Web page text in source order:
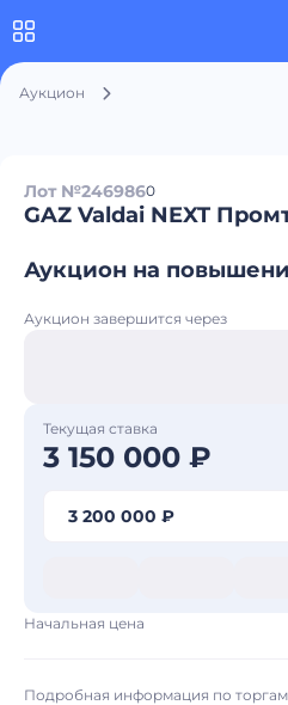
Аукцион
Лот №2469860
GAZ Valdai NEXT
Аукцион на
Аукцион завершится через
Текущая ставка
3 150 000 ₽
3 200 000 ₽
Начальная цена
Подробная информация по торгам